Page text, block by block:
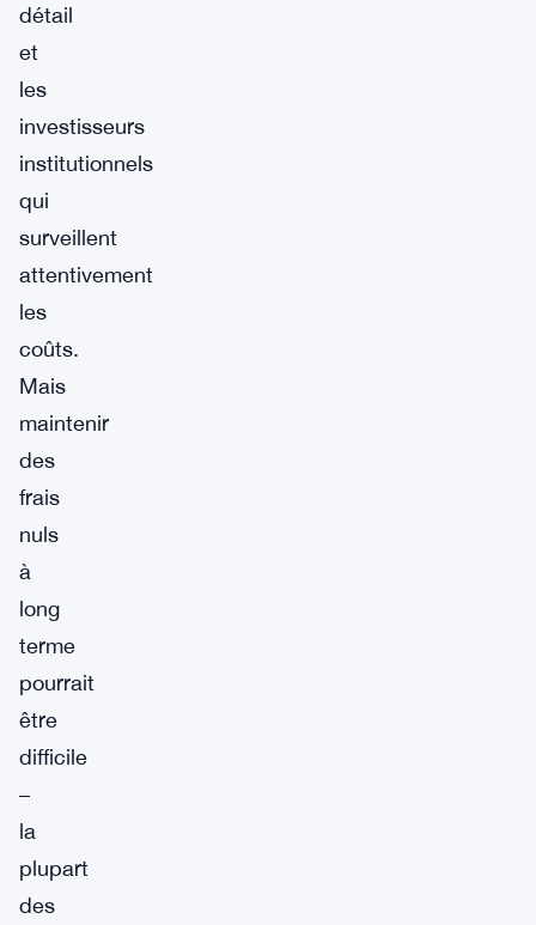
détail
et
les
investisseurs
institutionnels
qui
surveillent
attentivement
les
coûts.
Mais
maintenir
des
frais
nuls
à
long
terme
pourrait
être
difficile
–
la
plupart
des